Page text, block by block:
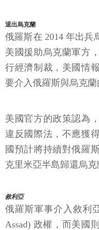
退出烏克蘭
俄羅斯在 2014 年出兵
美國援助烏克蘭軍方
行經濟制裁，美國情
要介入俄羅斯與烏克蘭
美國官方的政策認為
違反國際法，不應獲
國預計將持續對俄羅
克里米亞半島歸還烏克
敘利亞
俄羅斯軍事介入敘利
Assad) 政權，而美國